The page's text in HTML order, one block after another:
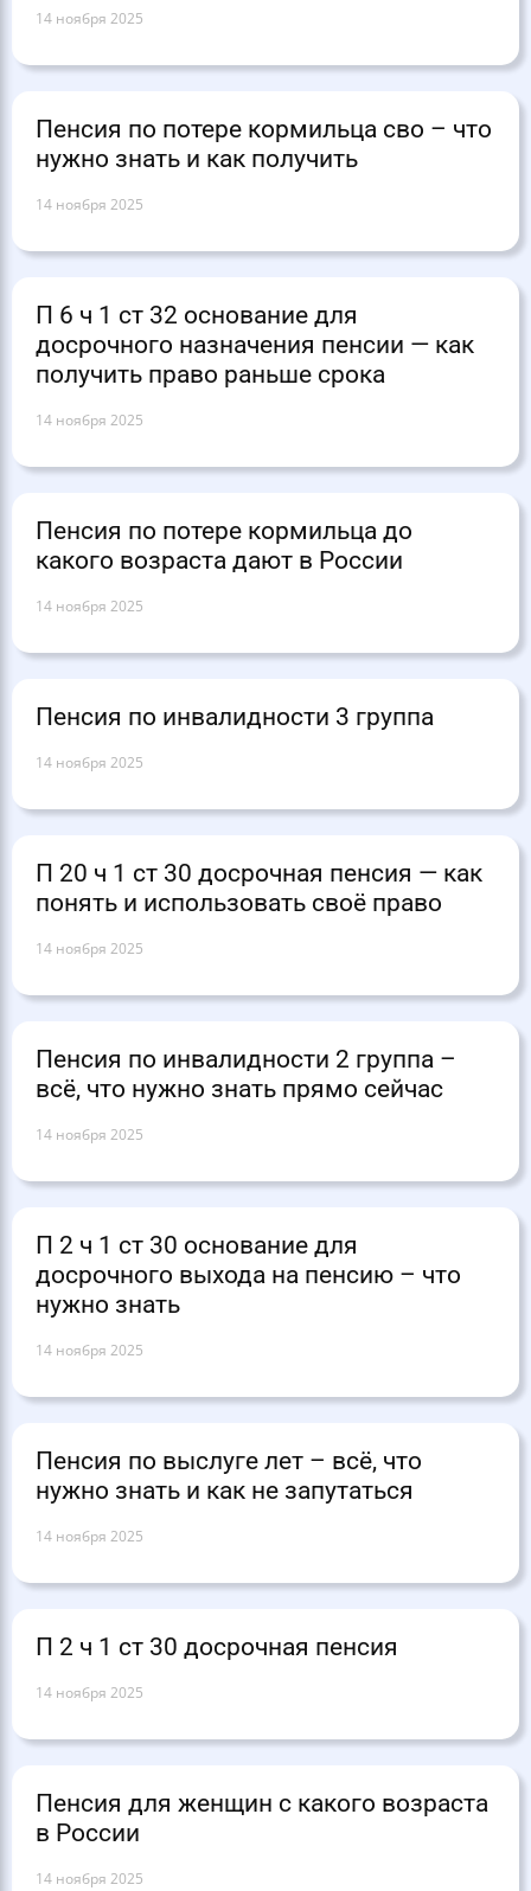
14 ноября 2025
Пенсия по потере кормильца сво – что
нужно знать и как получить
14 ноября 2025
П 6 ч 1 ст 32 основание для
досрочного назначения пенсии — как
получить право раньше срока
14 ноября 2025
Пенсия по потере кормильца до
какого возраста дают в России
14 ноября 2025
Пенсия по инвалидности 3 группа
14 ноября 2025
П 20 ч 1 ст 30 досрочная пенсия — как
понять и использовать своё право
14 ноября 2025
Пенсия по инвалидности 2 группа –
всё, что нужно знать прямо сейчас
14 ноября 2025
П 2 ч 1 ст 30 основание для
досрочного выхода на пенсию – что
нужно знать
14 ноября 2025
Пенсия по выслуге лет – всё, что
нужно знать и как не запутаться
14 ноября 2025
П 2 ч 1 ст 30 досрочная пенсия
14 ноября 2025
Пенсия для женщин с какого возраста
в России
14 ноября 2025